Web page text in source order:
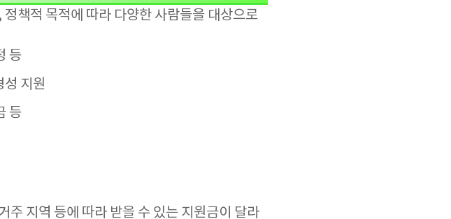
책적 목적에 따라 다양한 사람들을 대상으로
등
성 지원
등
주 지역 등에 따라 받을 수 있는 지원금이 달라